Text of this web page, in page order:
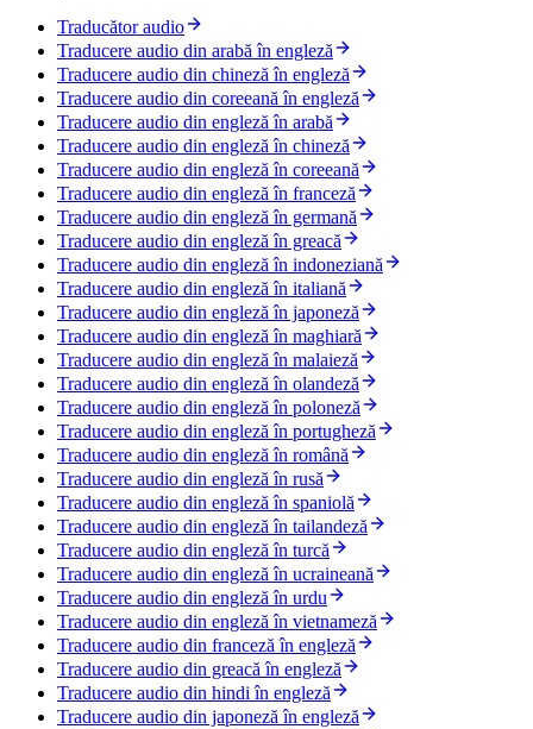
Traducător audio
Traducere audio din arabă în engleză
Traducere audio din chineză în engleză
Traducere audio din coreeană în engleză
Traducere audio din engleză în arabă
Traducere audio din engleză în chineză
Traducere audio din engleză în coreeană
Traducere audio din engleză în franceză
Traducere audio din engleză în germană
Traducere audio din engleză în greacă
Traducere audio din engleză în indoneziană
Traducere audio din engleză în italiană
Traducere audio din engleză în japoneză
Traducere audio din engleză în maghiară
Traducere audio din engleză în malaieză
Traducere audio din engleză în olandeză
Traducere audio din engleză în poloneză
Traducere audio din engleză în portugheză
Traducere audio din engleză în română
Traducere audio din engleză în rusă
Traducere audio din engleză în spaniolă
Traducere audio din engleză în tailandeză
Traducere audio din engleză în turcă
Traducere audio din engleză în ucraineană
Traducere audio din engleză în urdu
Traducere audio din engleză în vietnameză
Traducere audio din franceză în engleză
Traducere audio din greacă în engleză
Traducere audio din hindi în engleză
Traducere audio din japoneză în engleză